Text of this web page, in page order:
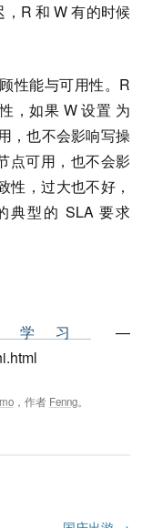
R 和 W 有的时候
性能与可用性。R
，如果 W 设置 为
，也不会影响写操
点可用，也不会影
性，过大也不好，
典型的 SLA 要求
学习
—
，作者 Fenng。